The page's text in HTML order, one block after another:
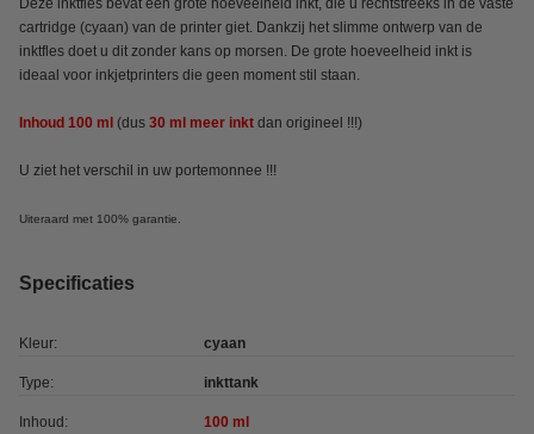
Deze inktfles bevat een grote hoeveelheid inkt, die u rechtstreeks in de vaste
cartridge (cyaan) van de printer giet. Dankzij het slimme ontwerp van de
inktfles doet u dit zonder kans op morsen. De grote hoeveelheid inkt is
ideaal voor inkjetprinters die geen moment stil staan.
Inhoud 100 ml (dus 30 ml meer inkt dan origineel !!!)
U ziet het verschil in uw portemonnee !!!
Uiteraard met 100% garantie.
Specificaties
Kleur: cyaan
Type: inkttank
Inhoud: 100 ml